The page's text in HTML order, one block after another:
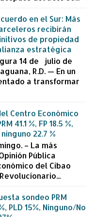
en el Sur: Más
recibirán
de propiedad
estratégica
14 de julio de
R.D. — En un
a transformar
Centro Económico
41.1 %, FP 18.5 %,
ninguno 22.7 %
– La más
Pública
del Cibao
sondeo PRM
PLD 15%, Ninguno/No